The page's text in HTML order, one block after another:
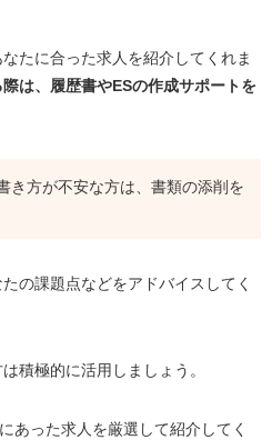
たに合った求人を紹介してくれま
は、履歴書やESの作成サポートを
き方が不安な方は、書類の添削を
の課題点などをアドバイスしてく
積極的に活用しましょう。
あった求人を厳選して紹介してく